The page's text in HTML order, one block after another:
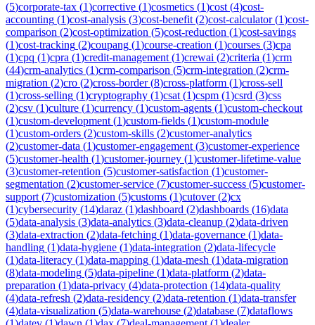
(5)corporate-tax (1)corrective (1)cosmetics (1)cost (4)cost-
accounting (1)cost-analysis (3)cost-benefit (2)cost-calculator(1)cost-
comparison (2)cost-optimization (5)cost-reduction (1)cost-savings
(1)cost-tracking (2)coupang (1)course-creation (1)courses (3)cpa
(1)cpq (1)cpra (1)credit-management (1)crewai (2)criteria (1)crm
(44)crm-analytics (1)crm-comparison (5)crm-integration (2)crm-
migration (2)cro (2)cross-border(8)cross-platform (1)cross-sell
(1)cross-selling (1)cryptography (1)csat (1)cspm (1)csrd (3)css
(2)csv (1)culture (1)currency (1)custom-agents (1)custom-checkout
(1)custom-development (1)custom-fields (1)custom-module
(1)custom-orders (2)custom-skills (2)customer-analytics
(2)customer-data (1)customer-engagement (3)customer-experience
(5)customer-health (1)customer-journey (1)customer-lifetime-value
(3)customer-retention (5)customer-satisfaction (1)customer-
segmentation (2)customer-service (7)customer-success (5)customer-
support (7)customization (5)customs (1)cutover(2)cx
(1)cybersecurity (14)daraz (1)dashboard (2)dashboards (16)data
(5)data-analysis (3)data-analytics (3)data-cleanup (2)data-driven
(3)data-extraction (2)data-fetching (1)data-governance (1)data-
handling (1)data-hygiene (1)data-integration (2)data-lifecycle
(1)data-literacy (1)data-mapping (1)data-mesh (1)data-migration
(8)data-modeling (5)data-pipeline (1)data-platform (2)data-
preparation (1)data-privacy (4)data-protection (14)data-quality
(4)data-refresh (2)data-residency (2)data-retention (1)data-transfer
(4)data-visualization (5)data-warehouse (2)database (7)dataflows